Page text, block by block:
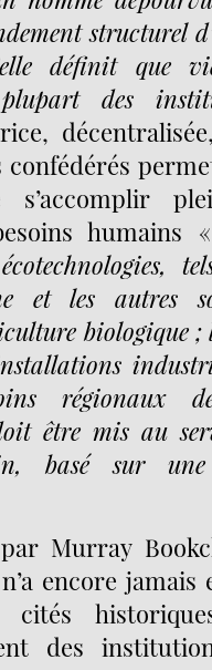
structurel
définit que
des
confédérés
s’accomplir
humains
et les autres
biologique ;
régionaux
être mis au
basé sur
Murray
encore jamais
des